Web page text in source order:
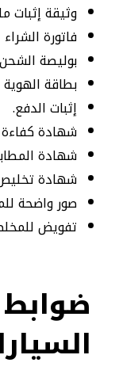
وثيقة إثبات
فاتورة
بوليصة
بطاقة الهوية
إثبات الدفع.
شهادة
شهادة
شهادة
صور واضحة
تفويض